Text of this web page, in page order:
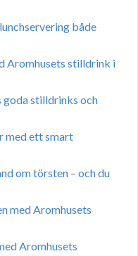
både
Aromhusets stilldrink i
goda stilldrinks och
med ett smart
om törsten – och du
med Aromhusets
Aromhusets